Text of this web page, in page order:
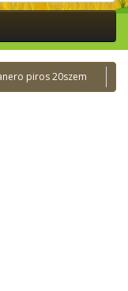
piros 20szem